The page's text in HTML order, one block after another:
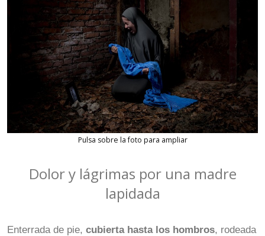
Pulsa sobre la foto para ampliar
Dolor y lágrimas por una madre
lapidada
Enterrada de pie, cubierta hasta los hombros, rodeada